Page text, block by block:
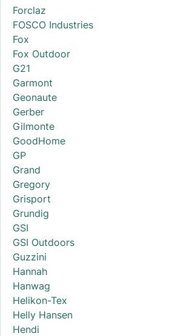
Forclaz
FOSCO Industries
Fox
Fox Outdoor
G21
Garmont
Geonaute
Gerber
Gilmonte
GoodHome
GP
Grand
Gregory
Grisport
Grundig
GSI
GSI Outdoors
Guzzini
Hannah
Hanwag
Helikon-Tex
Helly Hansen
Hendi